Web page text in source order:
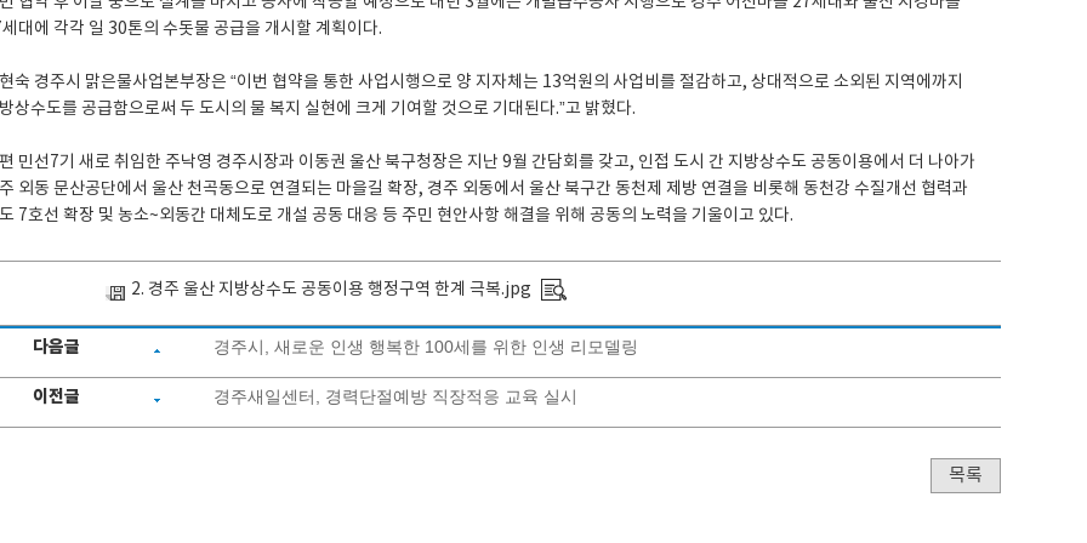
대에 각각 일 30톤의 수돗물 공급을 개시할 계획이다.
숙 경주시 맑은물사업본부장은 “이번 협약을 통한 사업시행으로 양 지자체는 13억원의 사업비를 절감하고, 상대적으로 소외된 지역에까지
상수도를 공급함으로써 두 도시의 물 복지 실현에 크게 기여할 것으로 기대된다.”고 밝혔다.
민선7기 새로 취임한 주낙영 경주시장과 이동권 울산 북구청장은 지난 9월 간담회를 갖고, 인접 도시 간 지방상수도 공동이용에서 더 나아가
외동 문산공단에서 울산 천곡동으로 연결되는 마을길 확장, 경주 외동에서 울산 북구간 동천제 제방 연결을 비롯해 동천강 수질개선 협력과
7호선 확장 및 농소~외동간 대체도로 개설 공동 대응 등 주민 현안사항 해결을 위해 공동의 노력을 기울이고 있다.
2. 경주 울산 지방상수도 공동이용 행정구역 한계 극복.jpg
다음글 경주시, 새로운 인생 행복한 100세를 위한 인생 리모델링
이전글 경주새일센터, 경력단절예방 직장적응 교육 실시
목록